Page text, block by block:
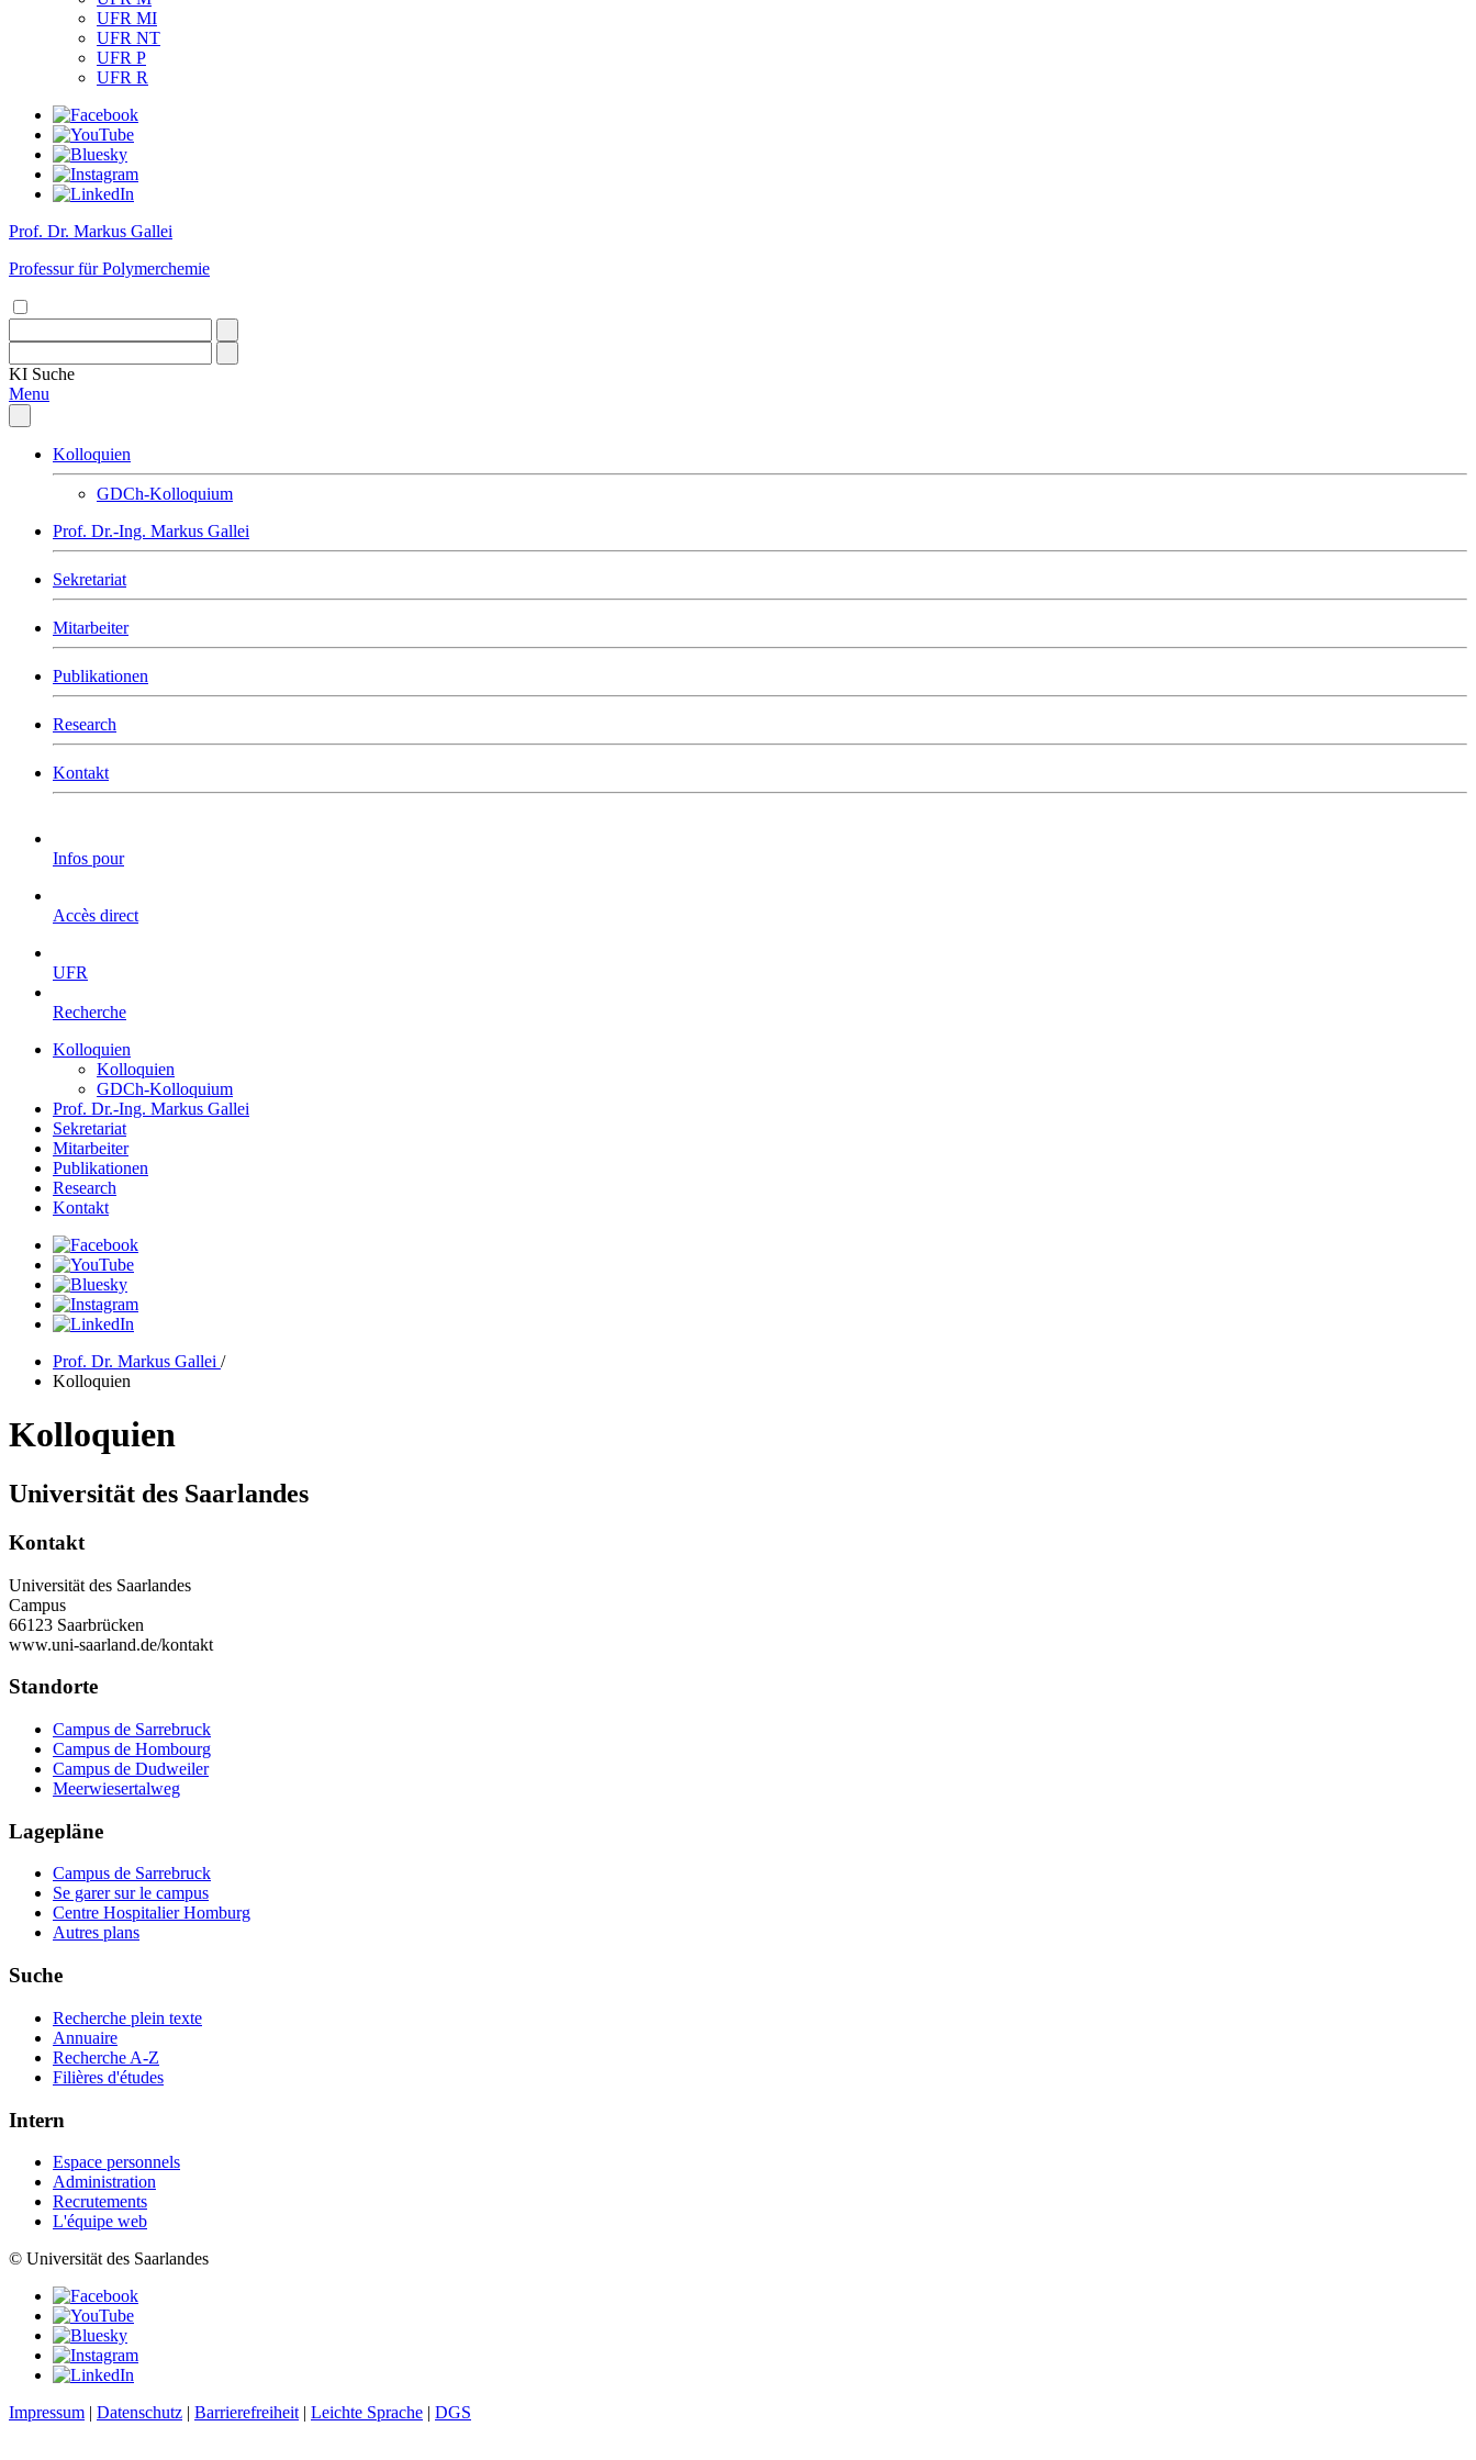
UFR MI
UFR NT
UFR P
UFR R
Prof. Dr. Markus Gallei
Professur für Polymerchemie
KI Suche
Menu
Kolloquien
GDCh-Kolloquium
Prof. Dr.-Ing. Markus Gallei
Sekretariat
Mitarbeiter
Publikationen
Research
Kontakt
Infos pour
Accès direct
UFR
Recherche
Kolloquien
Kolloquien
GDCh-Kolloquium
Prof. Dr.-Ing. Markus Gallei
Sekretariat
Mitarbeiter
Publikationen
Research
Kontakt
Prof. Dr. Markus Gallei /
Kolloquien
Kolloquien
Universität des Saarlandes
Kontakt
Universität des Saarlandes
Campus
66123 Saarbrücken
www.uni-saarland.de/kontakt
Standorte
Campus de Sarrebruck
Campus de Hombourg
Campus de Dudweiler
Meerwiesertalweg
Lagepläne
Campus de Sarrebruck
Se garer sur le campus
Centre Hospitalier Homburg
Autres plans
Suche
Recherche plein texte
Annuaire
Recherche A-Z
Filières d'études
Intern
Espace personnels
Administration
Recrutements
L'équipe web
© Universität des Saarlandes
Impressum | Datenschutz | Barrierefreiheit | Leichte Sprache | DGS